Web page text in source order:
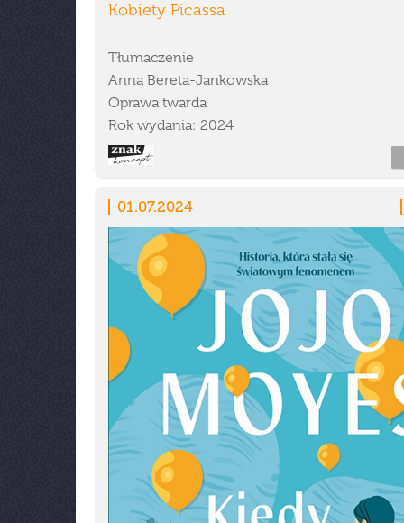
Kobiety Picassa
Tłumaczenie
Anna Bereta-Jankowska
Oprawa twarda
Rok wydania: 2024
01.07.2024